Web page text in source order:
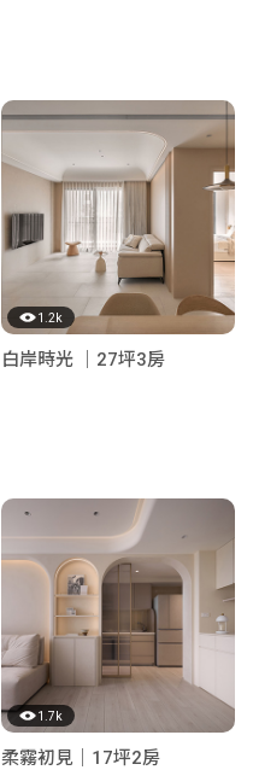
1.2k
白岸時光 ｜27坪3房
1.7k
柔霧初見｜17坪2房